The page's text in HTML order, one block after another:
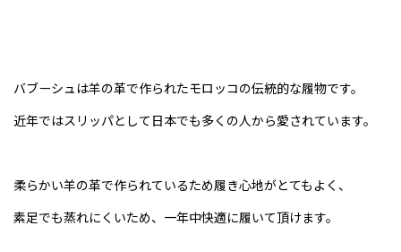
バブーシュは羊の革で作られたモロッコの伝統的な履物です。
近年ではスリッパとして日本でも多くの人から愛されています。
柔らかい羊の革で作られているため履き心地がとてもよく、
素足でも蒸れにくいため、一年中快適に履いて頂けます。